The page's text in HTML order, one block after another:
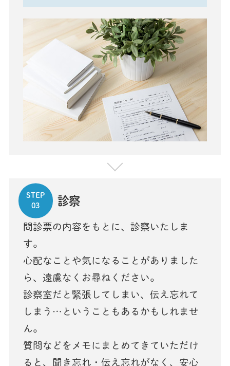
STEP
03
診察
問診票の内容をもとに、診察いたしま
す。
心配なことや気になることがありました
ら、遠慮なくお尋ねください。
診察室だと緊張してしまい、伝え忘れて
しまう…ということもあるかもしれませ
ん。
質問などをメモにまとめてきていただけ
ると、聞き忘れ・伝え忘れがなく、安心